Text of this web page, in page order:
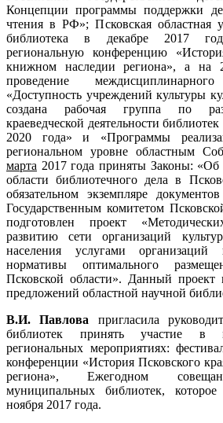
Концепции программы поддержки
чтения в РФ»; Псковская областная
библиотека в декабре 2017
региональную конференцию
книжном наследии региона», а на
проведение
«Доступность учреждений культуры
создана рабочая группа по
краеведческой деятельности
2020 года» и «Программы
региональном уровне областным
марта 2017 года приняты Законы: «Об
области библиотечного дела в
обязательном экземпляре
Государственным комитетом
подготовлен проект
развитию сети организаций
населения услугами
нормативы оптимального
Псковской области». Данный проект
предложений областной научной
В.И. Павлова пригласила
библиотек принять участие в
региональных мероприятиях:
конференции «История Псковского
региона», Ежегодном
муниципальных библиотек,
ноября 2017 года.